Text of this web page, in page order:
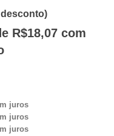
desconto)
R$18,07 com
juros
juros
juros